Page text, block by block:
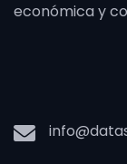
económica y